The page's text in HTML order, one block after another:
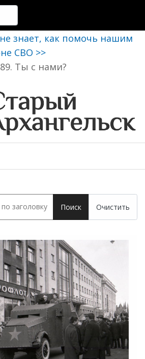
знает, как помочь нашим
СВО >>
Ты с нами?
Поиск
Очистить